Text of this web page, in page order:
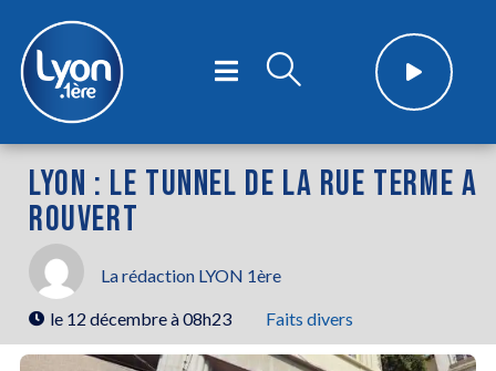
LYON : LE TUNNEL DE LA RUE TERME A
ROUVERT
La rédaction LYON 1ère
le 12 décembre à 08h23 Faits divers